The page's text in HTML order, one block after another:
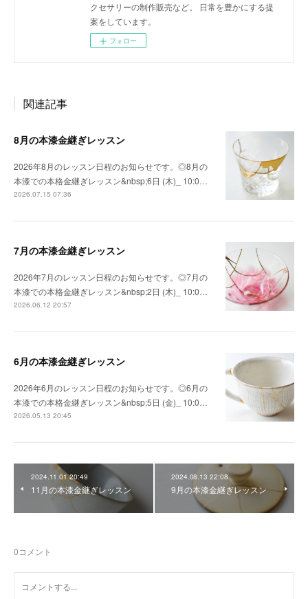
クセサリーの制作販売など。 日常を豊かにする提
案をしています。
フォロー
関連記事
8月の本漆金継ぎレッスン
2026年8月のレッスン日程のお知らせです。◎8月の
本漆での本格金継ぎレッスン&nbsp;6日 (木)_ 10:0…
2026.07.15 07:36
7月の本漆金継ぎレッスン
2026年7月のレッスン日程のお知らせです。◎7月の
本漆での本格金継ぎレッスン&nbsp;2日 (木)_ 10:0…
2026.06.12 20:57
6月の本漆金継ぎレッスン
2026年6月のレッスン日程のお知らせです。◎6月の
本漆での本格金継ぎレッスン&nbsp;5日 (金)_ 10:0…
2026.05.13 20:45
2024.11.01 20:49
11月の本漆金継ぎレッスン
2024.08.13 22:08
9月の本漆金継ぎレッスン
0コメント